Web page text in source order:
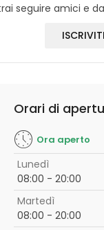
seguire amici e
Orari di
Ora aperto
Lunedì
08:00 - 20:00
Martedì
08:00 - 20:00